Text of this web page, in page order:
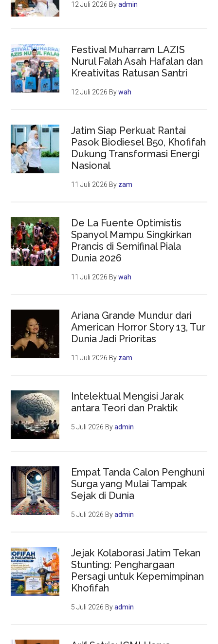
12 Juli 2026 Byadmin
Festival Muharram LAZIS
Nurul Falah Asah Hafalan dan
Kreativitas Ratusan Santri
12 Juli 2026 Bywah
Jatim Siap Perkuat Rantai
Pasok Biodiesel B50, Khofifah
Dukung Transformasi Energi
Nasional
11 Juli 2026 By zam
De La Fuente Optimistis
Spanyol Mampu Singkirkan
Prancis di Semifinal Piala
Dunia 2026
11 Juli 2026 Bywah
Ariana Grande Mundur dari
American Horror Story 13, Tur
Dunia Jadi Prioritas
11 Juli 2026 By zam
Intelektual Mengisi Jarak
antara Teori dan Praktik
5 Juli 2026 Byadmin
Empat Tanda Calon Penghuni
Surga yang Mulai Tampak
Sejak di Dunia
5 Juli 2026 Byadmin
Jejak Kolaborasi Jatim Tekan
Stunting: Penghargaan
Persagi untuk Kepemimpinan
Khofifah
5 Juli 2026 Byadmin